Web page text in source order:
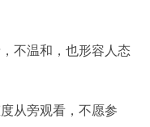
不温和，也形容人态
从旁观看，不愿参